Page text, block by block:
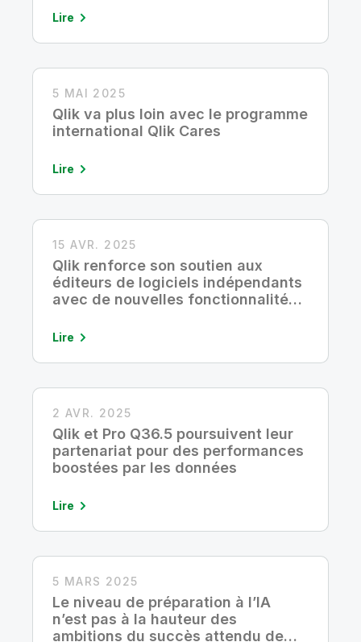
Lire
5 MAI 2025
Qlik va plus loin avec le programme
international Qlik Cares
Lire
15 AVR. 2025
Qlik renforce son soutien aux
éditeurs de logiciels indépendants
avec de nouvelles fonctionnalités
Lire
2 AVR. 2025
Qlik et Pro Q36.5 poursuivent leur
partenariat pour des performances
boostées par les données
Lire
5 MARS 2025
Le niveau de préparation à l’IA
n’est pas à la hauteur des
ambitions du succès attendu de